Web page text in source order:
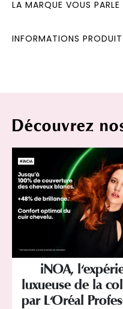
LA MARQUE VOUS PARLE
INFORMATIONS PRODUIT
Découvrez
iNOA,
luxueuse de la
par L'Oréal